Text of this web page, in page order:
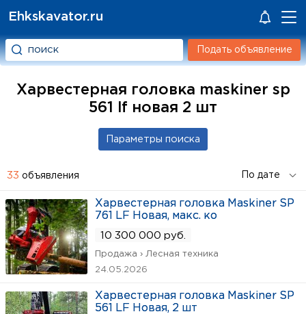
Ehkskavator.ru
Подать объявление
Харвестерная головка maskiner sp
561 lf новая 2 шт
33 объявления
Харвестерная головка Maskiner SP
761 LF Новая, макс. ко
10 300 000 руб.
Продажа › Лесная техника
24.05.2026
Харвестерная головка Maskiner SP
561 LF Новая, 2 шт